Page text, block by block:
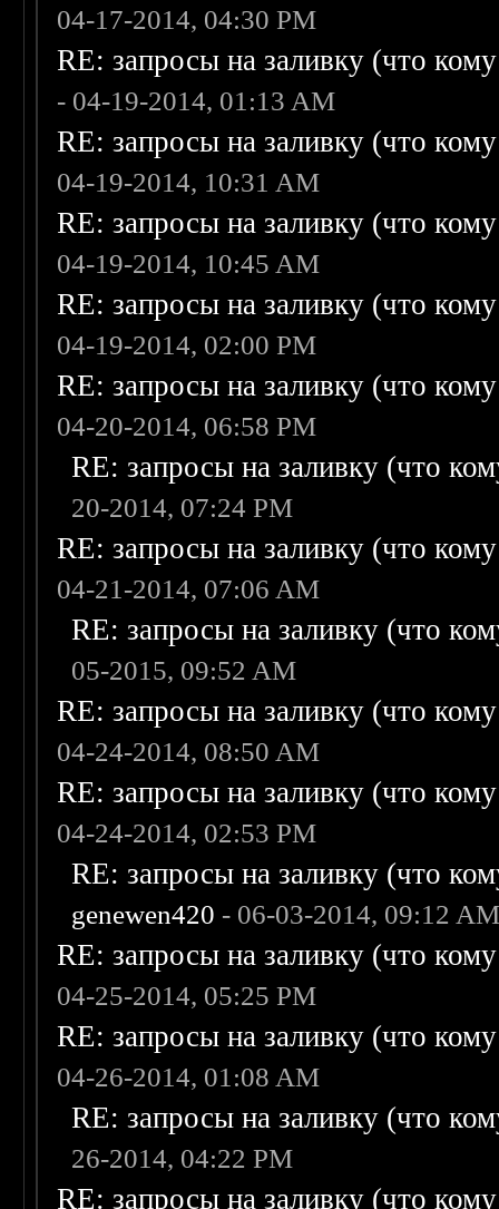
04-17-2014, 04:30 PM
RE: запросы на заливку (что
- 04-19-2014, 01:13 AM
RE: запросы на заливку (что
04-19-2014, 10:31 AM
RE: запросы на заливку (что
04-19-2014, 10:45 AM
RE: запросы на заливку (что
04-19-2014, 02:00 PM
RE: запросы на заливку (что
04-20-2014, 06:58 PM
RE: запросы на заливку (что
20-2014, 07:24 PM
RE: запросы на заливку (что
04-21-2014, 07:06 AM
RE: запросы на заливку (что
05-2015, 09:52 AM
RE: запросы на заливку (что
04-24-2014, 08:50 AM
RE: запросы на заливку (что
04-24-2014, 02:53 PM
RE: запросы на заливку (что
genewen420 - 06-03-2014, 09:12
RE: запросы на заливку (что
04-25-2014, 05:25 PM
RE: запросы на заливку (что
04-26-2014, 01:08 AM
RE: запросы на заливку (что
26-2014, 04:22 PM
RE: запросы на заливку (что